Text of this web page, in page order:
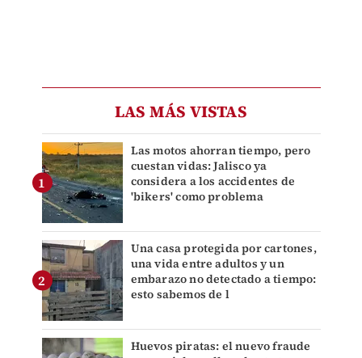
LAS MÁS VISTAS
Las motos ahorran tiempo, pero
cuestan vidas: Jalisco ya
considera a los accidentes de
'bikers' como problema
Una casa protegida por cartones,
una vida entre adultos y un
embarazo no detectado a tiempo:
esto sabemos de l
Huevos piratas: el nuevo fraude